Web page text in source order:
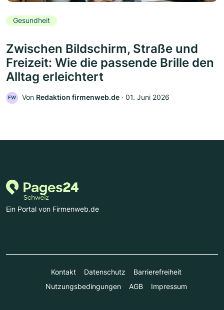
Gesundheit
Zwischen Bildschirm, Straße und
Freizeit: Wie die passende Brille den
Alltag erleichtert
FW Von Redaktion firmenweb.de ‧ 01. Juni 2026
Ein Portal von Firmenweb.de
Kontakt Datenschutz
Barrierefreiheit
Nutzungsbedingungen
AGB Impressum